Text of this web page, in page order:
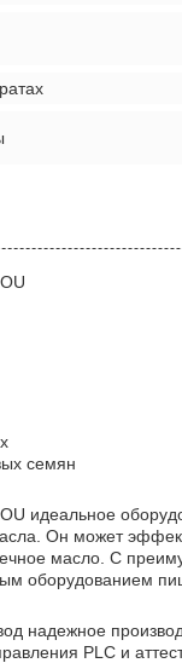
семян
идеальное
Он может
масло. С
оборудованием
надежное
PLC и